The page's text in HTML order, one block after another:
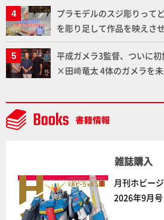
プラモデルのスジ彫りって
を彫り足して作品を映えさ
いプラモデルの基礎：スジ
平成ガメラ3監督、ついに
×田﨑竜太 4体のガメラを
雑誌購入
月刊ホビー
2026年9月号